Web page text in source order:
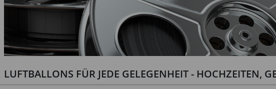
LUFTBALLONS FÜR JEDE GELEGENHEIT - HOCHZEITEN,